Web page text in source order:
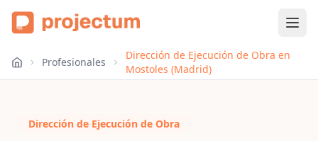
Profesionales
Dirección de Ejecución de Obra en
Mostoles (Madrid)
Dirección de Ejecución de Obra